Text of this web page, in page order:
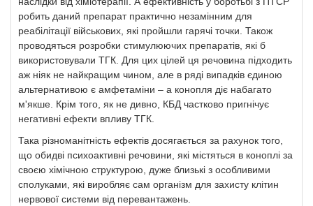
робить даний препарат практично незамінним для
реабілітації військових, які пройшли гарячі точки. Також
проводяться розробки стимулюючих препаратів, які б
використовували ТГК. Для цих цілей ця речовина підходить
аж ніяк не найкращим чином, але в ряді випадків єдиною
альтернативою є амфетаміни – а конопля діє набагато
м'якше. Крім того, як не дивно, КБД частково пригнічує
негативні ефекти впливу ТГК.
Така різноманітність ефектів досягається за рахунок того,
що обидві психоактивні речовини, які містяться в коноплі за
своєю хімічною структурою, дуже близькі з особливими
сполуками, які виробляє сам організм для захисту клітин
нервової системи від перевантажень.